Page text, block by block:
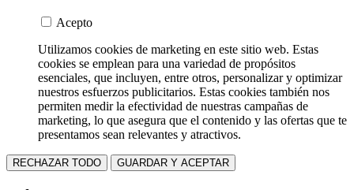
Acepto
Utilizamos cookies de marketing en este sitio web. Estas
cookies se emplean para una variedad de propósitos
esenciales, que incluyen, entre otros, personalizar y optimizar
nuestros esfuerzos publicitarios. Estas cookies también nos
permiten medir la efectividad de nuestras campañas de
marketing, lo que asegura que el contenido y las ofertas que te
presentamos sean relevantes y atractivos.
RECHAZAR TODO GUARDAR Y ACEPTAR